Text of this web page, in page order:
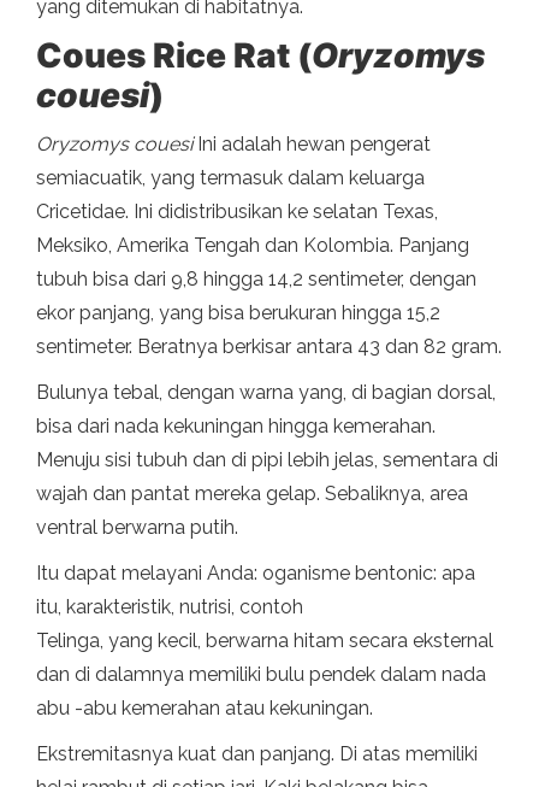
yang ditemukan di habitatnya.
Coues Rice Rat (Oryzomys
couesi)
Oryzomys couesiIni adalah hewan pengerat
semiacuatik, yang termasuk dalam keluarga
Cricetidae. Ini didistribusikan ke selatan Texas,
Meksiko, Amerika Tengah dan Kolombia. Panjang
tubuh bisa dari 9,8 hingga 14,2 sentimeter, dengan
ekor panjang, yang bisa berukuran hingga 15,2
sentimeter. Beratnya berkisar antara 43 dan 82 gram.
Bulunya tebal, dengan warna yang, di bagian dorsal,
bisa dari nada kekuningan hingga kemerahan.
Menuju sisi tubuh dan di pipi lebih jelas, sementara di
wajah dan pantat mereka gelap. Sebaliknya, area
ventral berwarna putih.
Itu dapat melayani Anda: oganisme bentonic: apa
itu, karakteristik, nutrisi, contoh
Telinga, yang kecil, berwarna hitam secara eksternal
dan di dalamnya memiliki bulu pendek dalam nada
abu -abu kemerahan atau kekuningan.
Ekstremitasnya kuat dan panjang. Di atas memiliki